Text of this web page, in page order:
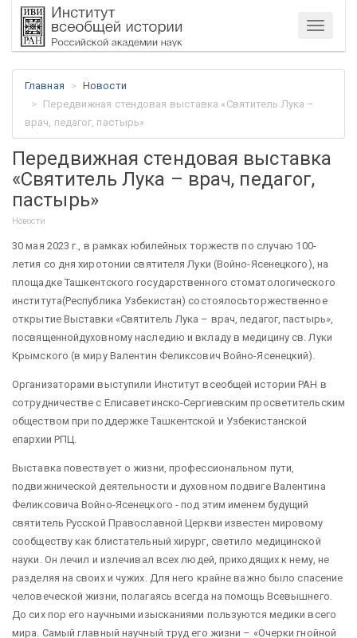
Меню
Главная
Новости
Передвижная стендовая выставка «Святитель Лука –
врач, педагог, пастырь»
Передвижная стендовая выставка
«Святитель Лука – врач, педагог,
пастырь»
Новости
30 мая 2023 г., в рамках юбилейных торжеств по случаю 100-
летия со дня хиротонии святителя Луки (Войно-Ясенецкого), на
площадке Ташкентского государственного стоматологического
института(Республика Узбекистан) состоялосьторжественное
открытие Выставки «Святитель Лука – врач, педагог, пастырь»,
посвященнойдуховному наследию и вкладу в медицину св. Луки
Крымского (в миру Валентин Феликсович Войно-Ясенецкий).
Организаторами выступили Институт всеобщей истории РАН в
сотрудничестве с Елисаветинско-Сергиевским просветительским
обществом при поддержке Ташкентской и Узбекистанской
епархии РПЦ.
Выставка повествует о жизни, профессиональном пути,
подвижнической деятельности и духовном подвиге Валентина
Феликсовича Войно-Ясенецкого - под этим именем будущий
святитель Русской Православной Церкви известен мировому
сообществу как блистательный хирург, светило медицинской
науки. Он лечил и излечивал всех людей, приходящих к нему, не
разделяя на своих и чужих. Для него крайне важно было спасение
человеческой жизни, полагаясь всегда на помощь Всевышнего.
До сих пор его научными изысканиями пользуются медики всего
мира. Самый главный научный труд его жизни – «Очерки гнойной